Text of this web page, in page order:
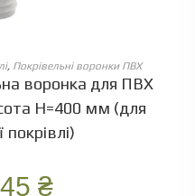
, Покрівельні воронки ПВХ
воронка для ПВХ
Н=400 мм (для
₴